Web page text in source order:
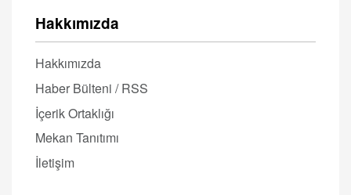
Hakkımızda
Hakkımızda
Haber Bülteni / RSS
İçerik Ortaklığı
Mekan Tanıtımı
İletişim